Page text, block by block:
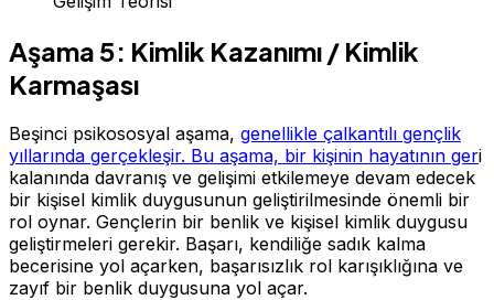
Aşama 5: Kimlik Kazanımı / Kimlik
Karmaşası
Beşinci psikososyal aşama, genellikle çalkantılı gençlik
yıllarında gerçekleşir. Bu aşama, bir kişinin hayatının geri
kalanında davranış ve gelişimi etkilemeye devam edecek
bir kişisel kimlik duygusunun geliştirilmesinde önemli bir
rol oynar. Gençlerin bir benlik ve kişisel kimlik duygusu
geliştirmeleri gerekir. Başarı, kendiliğe sadık kalma
becerisine yol açarken, başarısızlık rol karışıklığına ve
zayıf bir benlik duygusuna yol açar.